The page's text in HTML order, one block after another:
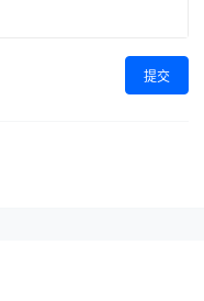
提交